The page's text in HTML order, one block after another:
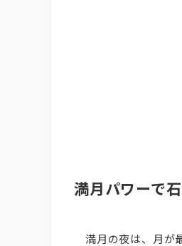
満月パワーで
満月の夜は、月が